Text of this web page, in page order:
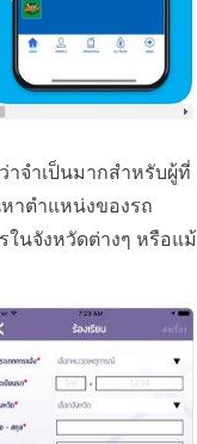
จำเป็นมากสำหรับผู้ที่
าตำแหน่งของรถ
ในจังหวัดต่างๆ หรือแม้